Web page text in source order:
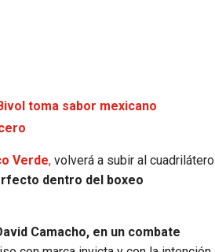
toma sabor mexicano
Verde, volverá a subir al cuadrilátero
dentro del boxeo
Camacho, en un combate